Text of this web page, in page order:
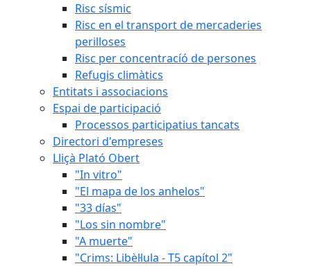
Risc sísmic
Risc en el transport de mercaderies
perilloses
Risc per concentracíó de persones
Refugis climàtics
Entitats i associacions
Espai de participació
Processos participatius tancats
Directori d'empreses
Lliçà Plató Obert
"In vitro"
"El mapa de los anhelos"
"33 días"
"Los sin nombre"
"A muerte"
"Crims: Libèl·lula - T5 capítol 2"